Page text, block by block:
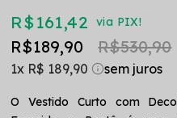
R$ 161,42 via PIX!
R$ 530,90
R$ 189,90
1x R$ 189,90
O Vestido Curto com